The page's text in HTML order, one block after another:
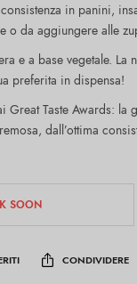
in panini,
o da aggiungere alle
e a base vegetale. La
preferita in dispensa!
Great Taste Awards: la
dall’ottima
SOON
CONDIVIDERE